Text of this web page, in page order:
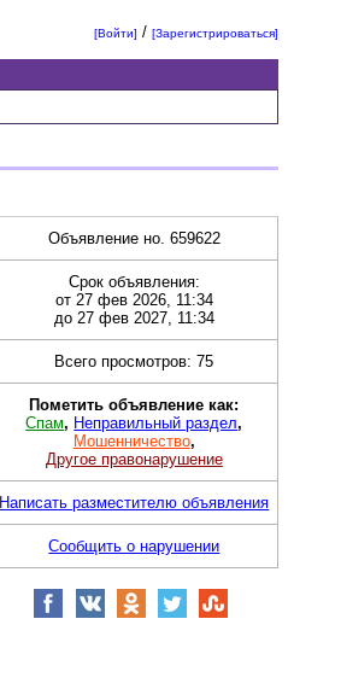
[Войти] /[Зарегистрироваться]
Объявление но. 659622
Срок объявления:
от 27 фев 2026, 11:34
до 27 фев 2027, 11:34
Всего просмотров: 75
Пометить объявление как:
Спам, Неправильный раздел,
Мошенничество,
Другое правонарушение
Написать разместителю объявления
Сообщить о нарушении